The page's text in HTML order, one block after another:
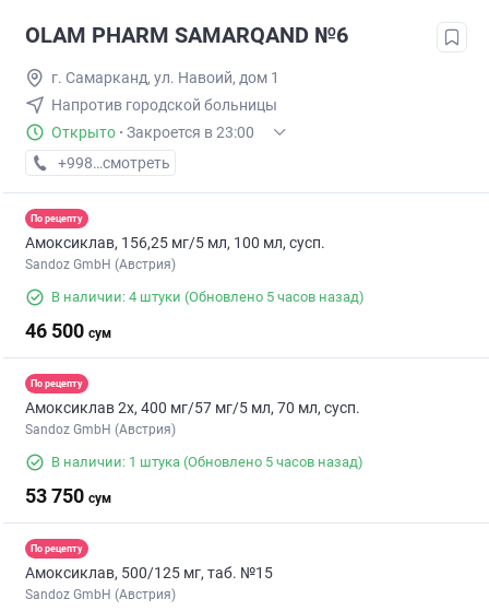
OLAM PHARM SAMARQAND №6
г. Самарканд, ул. Навоий, дом 1
Напротив городской больницы
Открыто · Закроется в 23:00
+998 (95) XXX-XX-XX
смотреть
По рецепту
Амоксиклав, 156,25 мг/5 мл, 100 мл, сусп.
Sandoz GmbH (Австрия)
В наличии: 4 штуки (Обновлено 5 часов назад)
46 500 сум
По рецепту
Амоксиклав 2х, 400 мг/57 мг/5 мл, 70 мл, сусп.
Sandoz GmbH (Австрия)
В наличии: 1 штука (Обновлено 5 часов назад)
53 750 сум
По рецепту
Амоксиклав, 500/125 мг, таб. №15
Sandoz GmbH (Австрия)